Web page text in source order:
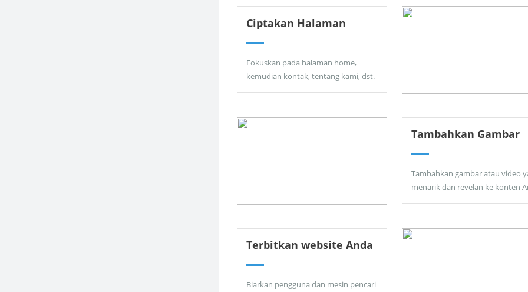
Ciptakan Halaman
Fokuskan pada halaman home,
kemudian kontak, tentang kami, dst.
Tambahkan Gambar
Tambahkan gambar atau video
menarik dan revelan ke konten
Terbitkan website Anda
Biarkan pengguna dan mesin pencari